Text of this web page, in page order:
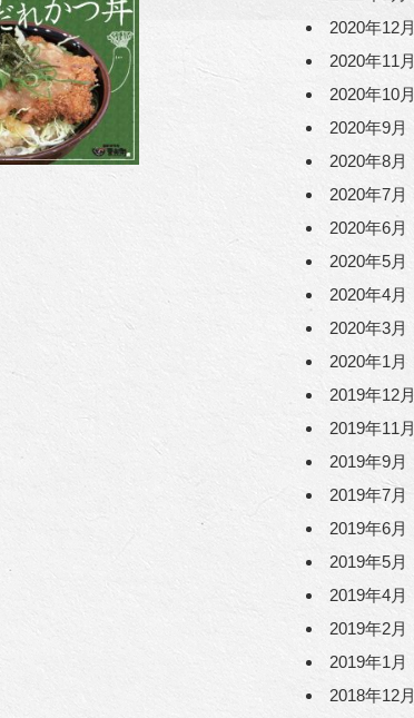
2020年12月
2020年11月
2020年10月
2020年9月
2020年8月
2020年7月
2020年6月
2020年5月
2020年4月
2020年3月
2020年1月
2019年12月
2019年11月
2019年9月
2019年7月
2019年6月
2019年5月
2019年4月
2019年2月
2019年1月
2018年12月